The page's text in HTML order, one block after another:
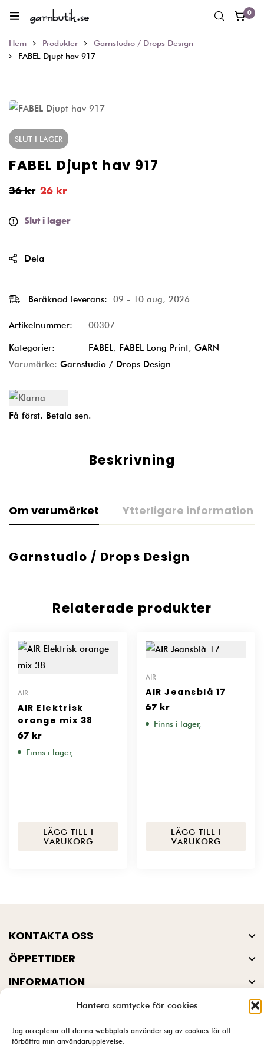
Hantera samtycke för cookies
Jag accepterar att denna webbplats använder sig av cookies för att
förbättra min användarupplevelse.
0
Hem Produkter
Garnstudio / Drops Design
FABEL Djupt hav 917
SLUT I LAGER
FABEL Djupt hav 917
36kr 26 kr
Slut i lager
Dela
Beräknad leverans: 09 - 10 aug, 2026
Artikelnummer: 00307
Kategorier: FABEL, FABEL Long Print, GARN
Varumärke: Garnstudio / Drops Design
Få först. Betala sen.
Beskrivning
Om varumärket Ytterligare information
Garnstudio / Drops Design
Relaterade produkter
AIR
AIR Elektrisk
orange mix 38
67 kr
Finns i lager,
LÄGG TILL I
VARUKORG
AIR
AIR Jeansblå 17
67 kr
Finns i lager,
LÄGG TILL I
VARUKORG
KONTAKTA OSS
ÖPPETTIDER
INFORMATION